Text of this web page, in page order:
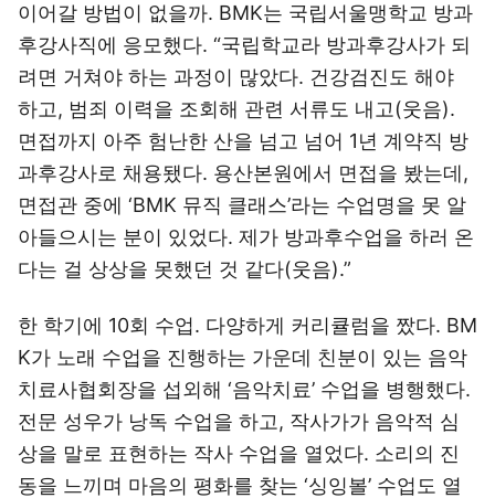
이어갈 방법이 없을까. BMK는 국립서울맹학교 방과
후강사직에 응모했다. “국립학교라 방과후강사가 되
려면 거쳐야 하는 과정이 많았다. 건강검진도 해야
하고, 범죄 이력을 조회해 관련 서류도 내고(웃음).
면접까지 아주 험난한 산을 넘고 넘어 1년 계약직 방
과후강사로 채용됐다. 용산본원에서 면접을 봤는데,
면접관 중에 ‘BMK 뮤직 클래스’라는 수업명을 못 알
아들으시는 분이 있었다. 제가 방과후수업을 하러 온
다는 걸 상상을 못했던 것 같다(웃음).”
한 학기에 10회 수업. 다양하게 커리큘럼을 짰다. BM
K가 노래 수업을 진행하는 가운데 친분이 있는 음악
치료사협회장을 섭외해 ‘음악치료’ 수업을 병행했다.
전문 성우가 낭독 수업을 하고, 작사가가 음악적 심
상을 말로 표현하는 작사 수업을 열었다. 소리의 진
동을 느끼며 마음의 평화를 찾는 ‘싱잉볼’ 수업도 열